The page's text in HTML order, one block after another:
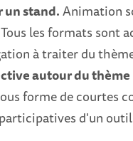
un stand.Animation
les formats sont
à traiter du
autour du
forme de courtes
d'un